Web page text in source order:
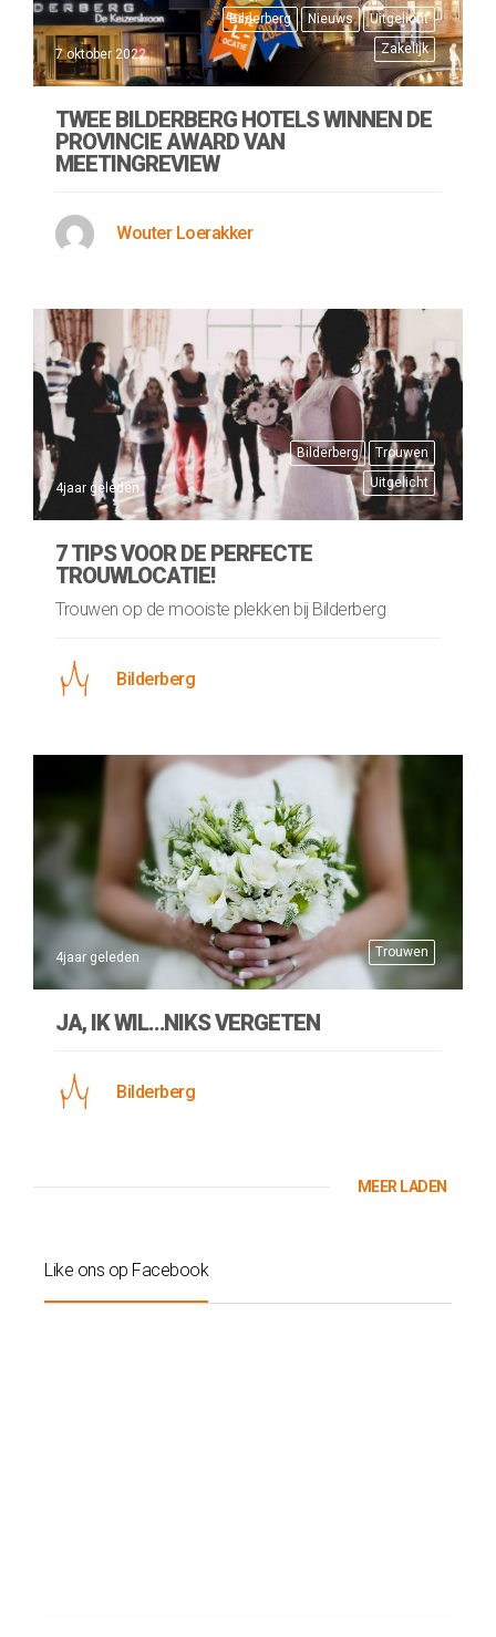
Bilderberg Nieuws
Uitgelicht
Zakelijk
7 oktober 2022
TWEE BILDERBERG HOTELS WINNEN DE
PROVINCIE AWARD VAN
MEETINGREVIEW
Wouter Loerakker
Bilderberg
Trouwen
Uitgelicht
4jaar geleden
7 TIPS VOOR DE PERFECTE
TROUWLOCATIE!
Trouwen op de mooiste plekken bij Bilderberg
Bilderberg
Trouwen
4jaar geleden
JA, IK WIL…NIKS VERGETEN
Bilderberg
MEER LADEN
Like ons op Facebook